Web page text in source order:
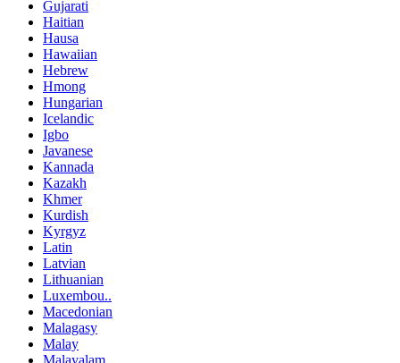
Gujarati
Haitian
Hausa
Hawaiian
Hebrew
Hmong
Hungarian
Icelandic
Igbo
Javanese
Kannada
Kazakh
Khmer
Kurdish
Kyrgyz
Latin
Latvian
Lithuanian
Luxembou..
Macedonian
Malagasy
Malay
Malayalam